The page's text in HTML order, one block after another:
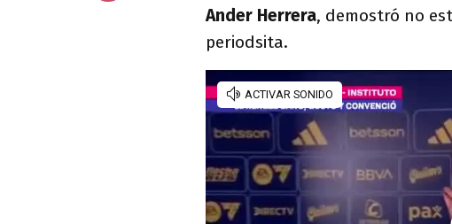
Ander Herrera, demostró no
periodsita.